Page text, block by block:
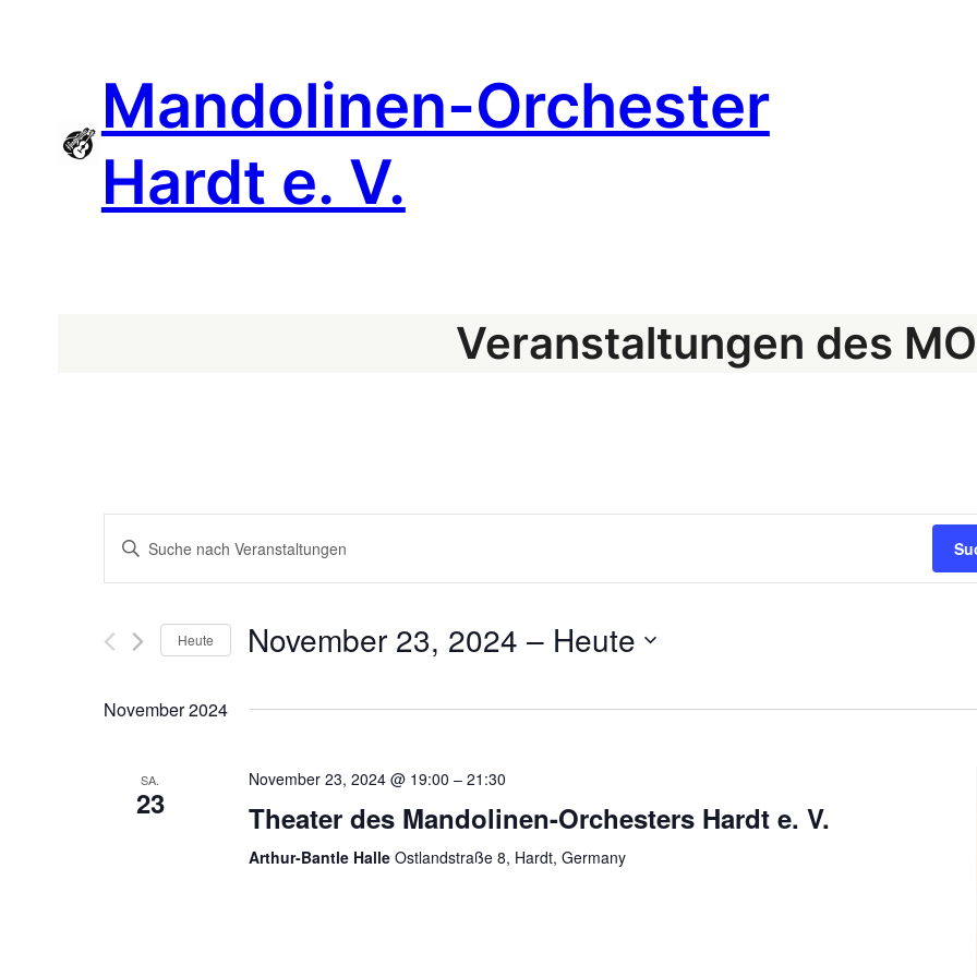
Mandolinen-Orchester
Hardt e. V.
Veranstaltungen des
Veranstaltungen
Suche
und
Ansichten,
Navigation
Bitte
Suche
Veranstaltungen
Heute November 23, 2024 – Heute
wählen.
November 2024
SA.
23
November 23, 2024 @ 19:00 –21:30
Theater des Mandolinen-Orchesters Hardt e. V.
Arthur-Bantle HalleOstlandstraße 8, Hardt, Germany